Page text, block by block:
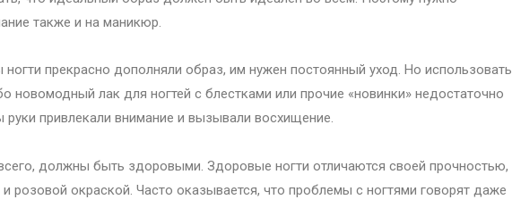
также и на маникюр.
прекрасно дополняли образ, им нужен постоянный уход. Но использовать
новомодный лак для ногтей с блестками или прочие «новинки» недостаточно
руки привлекали внимание и вызывали восхищение.
должны быть здоровыми. Здоровые ногти отличаются своей прочностью,
розовой окраской. Часто оказывается, что проблемы с ногтями говорят даже